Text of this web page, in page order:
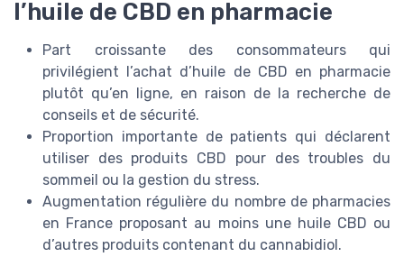
l’huile de CBD en pharmacie
Part croissante des consommateurs qui
privilégient l’achat d’huile de CBD en pharmacie
plutôt qu’en ligne, en raison de la recherche de
conseils et de sécurité.
Proportion importante de patients qui déclarent
utiliser des produits CBD pour des troubles du
sommeil ou la gestion du stress.
Augmentation régulière du nombre de pharmacies
en France proposant au moins une huile CBD ou
d’autres produits contenant du cannabidiol.